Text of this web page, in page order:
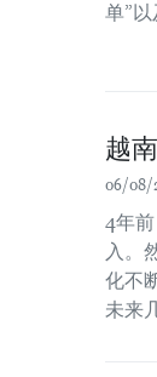
单”
越
06/08/
4年
入。
化不
未来